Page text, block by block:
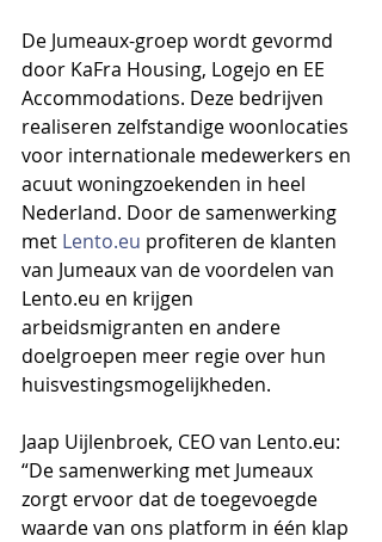
De Jumeaux-groep wordt gevormd
door KaFra Housing, Logejo en EE
Accommodations. Deze bedrijven
realiseren zelfstandige woonlocaties
voor internationale medewerkers en
acuut woningzoekenden in heel
Nederland. Door de samenwerking
met Lento.eu profiteren de klanten
van Jumeaux van de voordelen van
Lento.eu en krijgen
arbeidsmigranten en andere
doelgroepen meer regie over hun
huisvestingsmogelijkheden.
Jaap Uijlenbroek, CEO van Lento.eu:
“De samenwerking met Jumeaux
zorgt ervoor dat de toegevoegde
waarde van ons platform in één klap